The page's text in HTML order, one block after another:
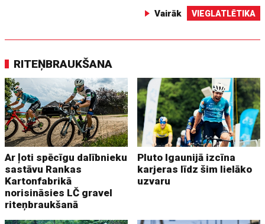
Vairāk VIEGLATLĒTIKA
RITEŅBRAUKŠANA
Ar ļoti spēcīgu dalībnieku
sastāvu Rankas
Kartonfabrikā
norisināsies LČ gravel
riteņbraukšanā
Pluto Igaunijā izcīna
karjeras līdz šim lielāko
uzvaru